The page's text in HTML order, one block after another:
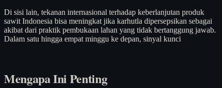
Di sisi lain, tekanan internasional terhadap keberlanjutan produk
sawit Indonesia bisa meningkat jika karhutla dipersepsikan sebagai
akibat dari praktik pembukaan lahan yang tidak bertanggung jawab.
Dalam satu hingga empat minggu ke depan, sinyal kunci
Mengapa Ini Penting